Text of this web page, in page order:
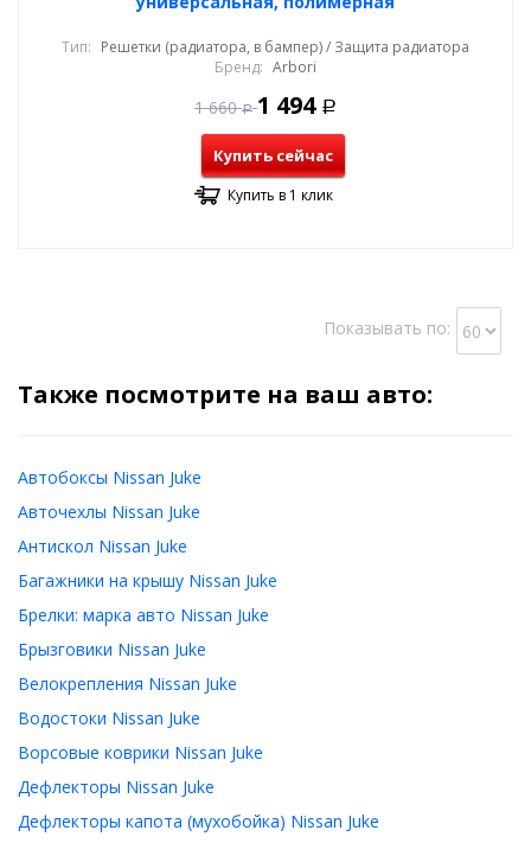
Тип: Решетки (радиатора, в бампер) / Защита радиатора
Бренд: Arbori
1 660 Р 1 494 Р
Купить сейчас
Купить в 1 клик
Показывать по:
Также посмотрите на ваш авто:
Автобоксы Nissan Juke
Авточехлы Nissan Juke
Антискол Nissan Juke
Багажники на крышу Nissan Juke
Брелки: марка авто Nissan Juke
Брызговики Nissan Juke
Велокрепления Nissan Juke
Водостоки Nissan Juke
Ворсовые коврики Nissan Juke
Дефлекторы Nissan Juke
Дефлекторы капота (мухобойка) Nissan Juke